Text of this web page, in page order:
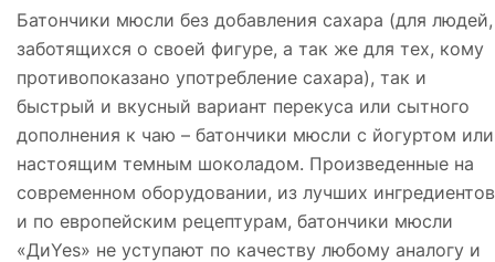
Батончики мюсли без добавления сахара (для людей,
заботящихся о своей фигуре, а так же для тех, кому
противопоказано употребление сахара), так и
быстрый и вкусный вариант перекуса или сытного
дополнения к чаю – батончики мюсли с йогуртом или
настоящим темным шоколадом. Произведенные на
современном оборудовании, из лучших ингредиентов
и по европейским рецептурам, батончики мюсли
«ДиYes» не уступают по качеству любому аналогу и